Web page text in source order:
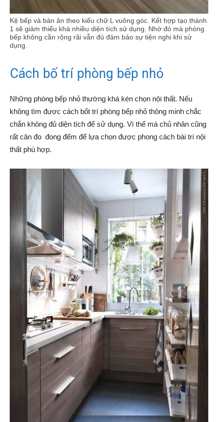
Kệ bếp và bàn ăn theo kiểu chữ L vuông góc. Kết hợp tạo thành
1 sẽ giảm thiểu khá nhiều diện tích sử dụng. Nhờ đó mà phòng
bếp không cần rộng rãi vẫn đủ đảm bảo sự tiện nghi khi sử
dụng.
Cách bố trí phòng bếp nhỏ
Những phòng bếp nhỏ thường khá kén chọn nội thất. Nếu
không tìm được cách bốt trí phòng bếp nhỏ thông minh chắc
chắn không đủ diện tích để sử dụng. Vì thế mà chủ nhân cũng
rất cân đo đong đếm để lựa chọn được phong cách bài trí nội
thất phù hợp.